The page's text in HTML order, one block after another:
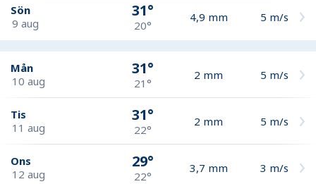
Sön
9 aug
31°
20°
4,9 mm 5 m/s
Mån
10 aug
31°
21°
2 mm 5 m/s
Tis
11 aug
31°
22°
2 mm 5 m/s
Ons
12 aug
29°
22°
3,7 mm 3 m/s